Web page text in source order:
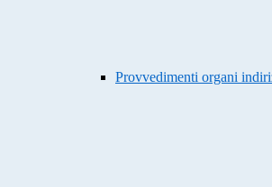
Provvedimenti organi